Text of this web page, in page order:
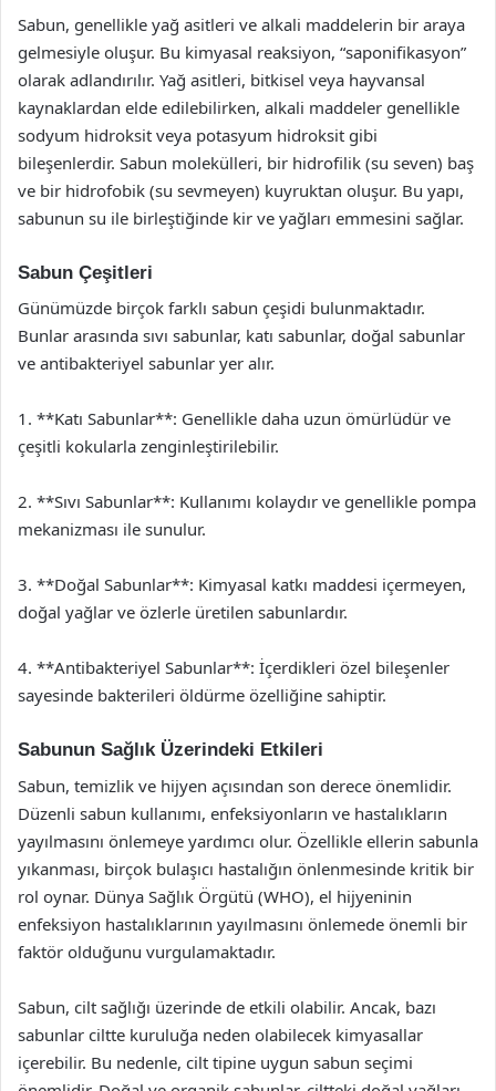
Sabun, genellikle yağ asitleri ve alkali maddelerin bir araya
gelmesiyle oluşur. Bu kimyasal reaksiyon, “saponifikasyon”
olarak adlandırılır. Yağ asitleri, bitkisel veya hayvansal
kaynaklardan elde edilebilirken, alkali maddeler genellikle
sodyum hidroksit veya potasyum hidroksit gibi
bileşenlerdir. Sabun molekülleri, bir hidrofilik (su seven) baş
ve bir hidrofobik (su sevmeyen) kuyruktan oluşur. Bu yapı,
sabunun su ile birleştiğinde kir ve yağları emmesini sağlar.
Sabun Çeşitleri
Günümüzde birçok farklı sabun çeşidi bulunmaktadır.
Bunlar arasında sıvı sabunlar, katı sabunlar, doğal sabunlar
ve antibakteriyel sabunlar yer alır.
1. **Katı Sabunlar**: Genellikle daha uzun ömürlüdür ve
çeşitli kokularla zenginleştirilebilir.
2. **Sıvı Sabunlar**: Kullanımı kolaydır ve genellikle pompa
mekanizması ile sunulur.
3. **Doğal Sabunlar**: Kimyasal katkı maddesi içermeyen,
doğal yağlar ve özlerle üretilen sabunlardır.
4. **Antibakteriyel Sabunlar**: İçerdikleri özel bileşenler
sayesinde bakterileri öldürme özelliğine sahiptir.
Sabunun Sağlık Üzerindeki Etkileri
Sabun, temizlik ve hijyen açısından son derece önemlidir.
Düzenli sabun kullanımı, enfeksiyonların ve hastalıkların
yayılmasını önlemeye yardımcı olur. Özellikle ellerin sabunla
yıkanması, birçok bulaşıcı hastalığın önlenmesinde kritik bir
rol oynar. Dünya Sağlık Örgütü (WHO), el hijyeninin
enfeksiyon hastalıklarının yayılmasını önlemede önemli bir
faktör olduğunu vurgulamaktadır.
Sabun, cilt sağlığı üzerinde de etkili olabilir. Ancak, bazı
sabunlar ciltte kuruluğa neden olabilecek kimyasallar
içerebilir. Bu nedenle, cilt tipine uygun sabun seçimi